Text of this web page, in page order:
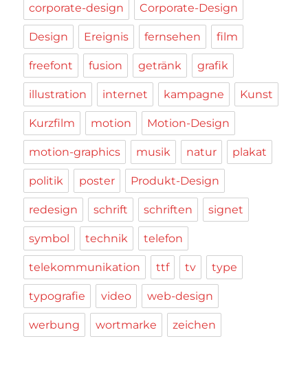
corporate-design Corporate-Design
Design Ereignis fernsehen film
freefont fusion getränk grafik
illustration internet kampagne Kunst
Kurzfilm motion Motion-Design
motion-graphics musik natur plakat
politik poster Produkt-Design
redesign schrift schriften signet
symbol technik telefon
telekommunikation ttf tv type
typografie video web-design
werbung wortmarke zeichen